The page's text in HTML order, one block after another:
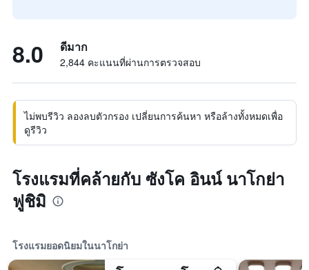
8.0 ดีมาก
2,844 คะแนนที่ผ่านการตรวจสอบ
ไม่พบรีวิว ลองลบตัวกรอง เปลี่ยนการค้นหา หรือล้างทั้งหมดเพื่อ
ดูรีวิว
โรงแรมที่คล้ายกับ ซังโค อินน์ นาโกย่า
ฟูชิมิ
โรงแรมยอดนิยมในนาโกย่า